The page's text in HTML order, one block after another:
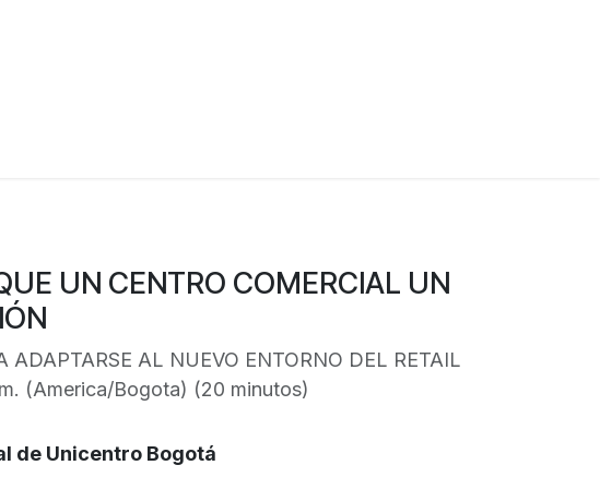
UN CENTRO COMERCIAL UN
ADAPTARSE AL NUEVO ENTORNO DEL RETAIL
(America/Bogota) (20 minutos)
de Unicentro Bogotá